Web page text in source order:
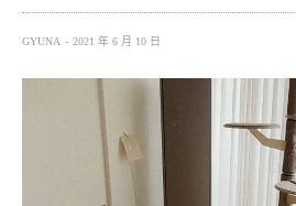
GYUNA 2021 年 6 月 10 日